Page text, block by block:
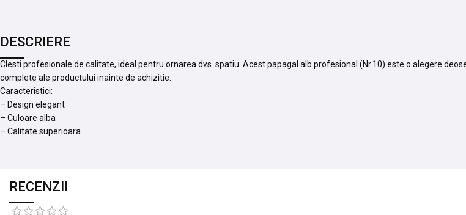
DESCRIERE
Clesti profesionale de calitate, ideal pentru ornarea dvs. spatiu. Acest papagal alb profesional (Nr.10) este o alegere
complete ale productului inainte de achizitie.
Caracteristici:
– Design elegant
– Culoare alba
– Calitate superioara
RECENZII